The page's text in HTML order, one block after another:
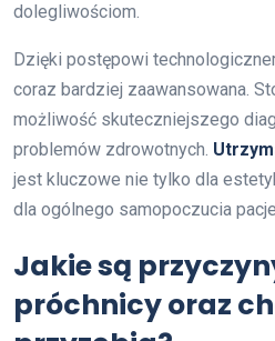
dolegliwościom.
Dzięki postępowi
coraz bardziej zaawansowana.
możliwość skuteczniejszego
problemów zdrowotnych.
jest kluczowe nie tylko dla
dla ogólnego samopoczucia
Jakie są
próchnicy oraz